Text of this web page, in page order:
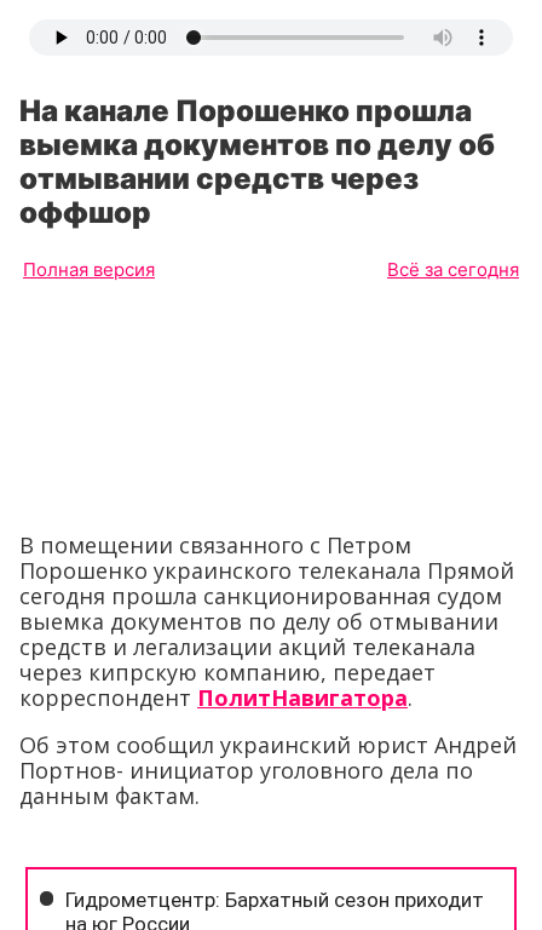
На канале Порошенко прошла
выемка документов по делу об
отмывании средств через
оффшор
Полная версия Всё за сегодня
В помещении связанного с Петром
Порошенко украинского телеканала Прямой
сегодня прошла санкционированная судом
выемка документов по делу об отмывании
средств и легализации акций телеканала
через кипрскую компанию, передает
корреспондент ПолитНавигатора.
Об этом сообщил украинский юрист Андрей
Портнов- инициатор уголовного дела по
данным фактам.